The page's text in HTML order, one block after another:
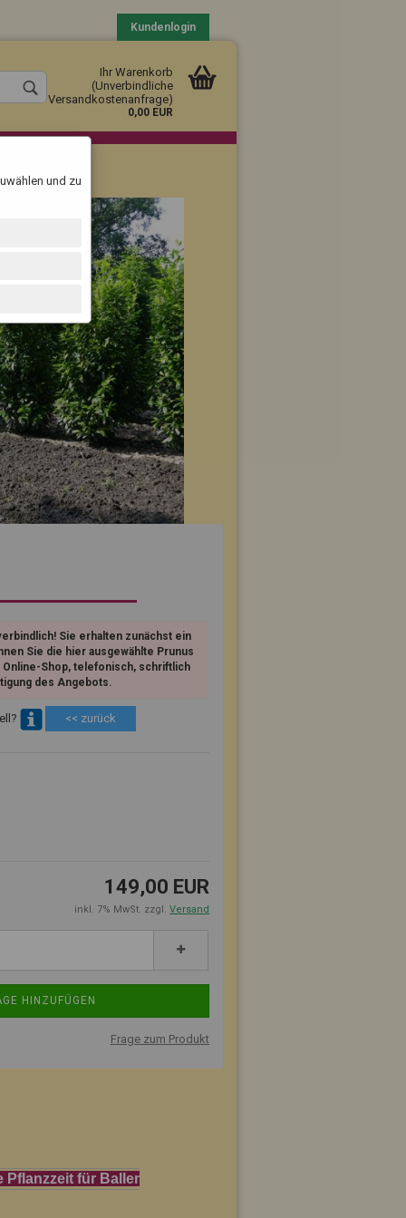
Kundenlogin
Ihr Warenkorb
(Unverbindliche
Versandkostenanfrage)
0,00 EUR
Sie erhalten zunächst ein
Sie die hier ausgewählte Prunus
Shop, telefonisch, schriftlich
des Angebots.
<< zurück
149,00 EUR
inkl. 7% MwSt. zzgl. Versand
Frage zum Produkt
Ballenpflanzen beginnt frühestens Mitte
und zu